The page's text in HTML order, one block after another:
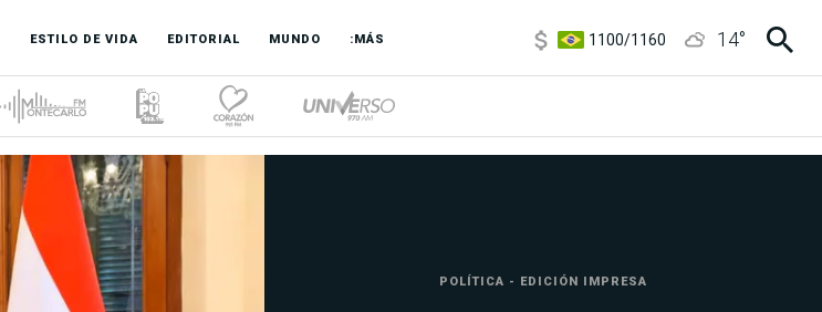
ESTILO DE VIDA EDITORIAL MUNDO :MÁS
3,8/4
14°
POLÍTICA - EDICIÓN IMPRESA